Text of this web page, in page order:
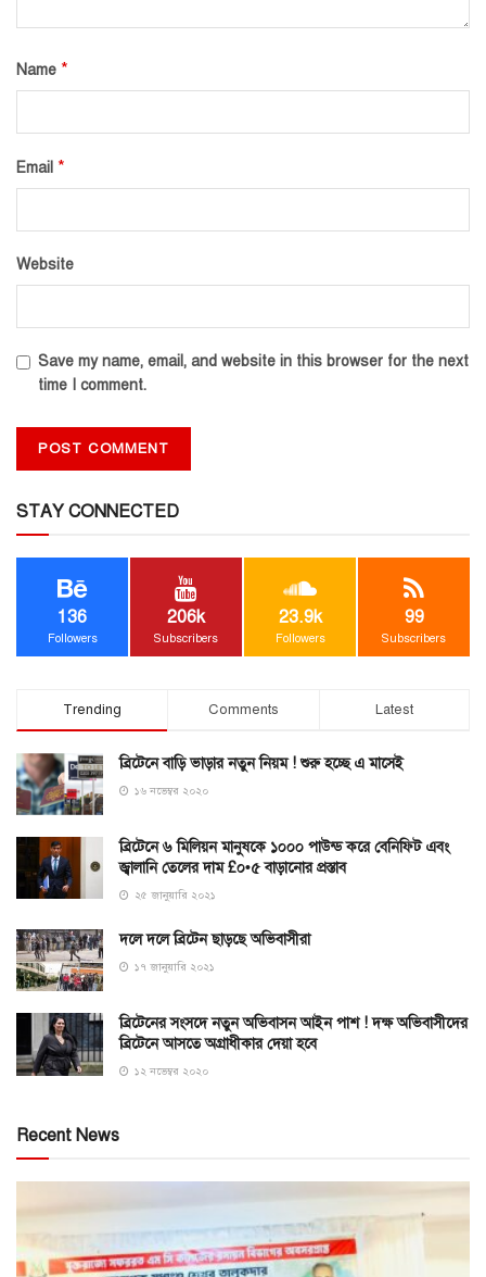
Name *
Email *
Website
Save my name, email, and website in this browser for the next
time I comment.
STAY CONNECTED
136
Followers
206k
Subscribers
23.9k
Followers
99
Subscribers
Trending Comments Latest
ব্রিটেনে বাড়ি ভাড়ার নতুন নিয়ম ! শুরু হচ্ছে এ মাসেই
১৬ নভেম্বর ২০২০
ব্রিটেনে ৬ মিলিয়ন মানুষকে ১০০০ পাউন্ড করে বেনিফিট এবং
জ্বালানি তেলের দাম £০•৫ বাড়ানোর প্রস্তাব
২৫ জানুয়ারি ২০২১
দলে দলে ব্রিটেন ছাড়ছে অভিবাসীরা
১৭ জানুয়ারি ২০২১
ব্রিটেনের সংসদে নতুন অভিবাসন আইন পাশ ! দক্ষ অভিবাসীদের
ব্রিটেনে আসতে অগ্রাধীকার দেয়া হবে
১২ নভেম্বর ২০২০
Recent News